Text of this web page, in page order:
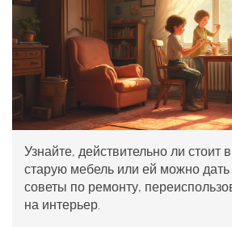
Узнайте, действительно ли стоит
старую мебель или ей можно
советы по ремонту,
на интерьер.